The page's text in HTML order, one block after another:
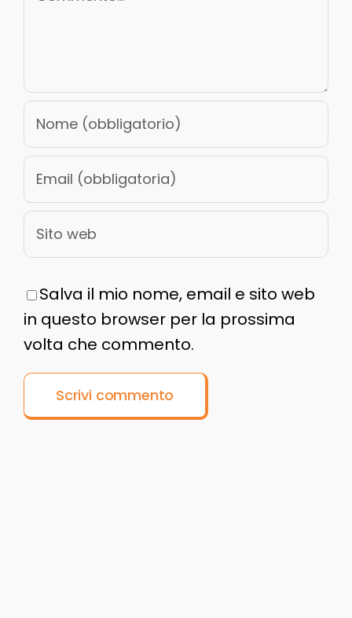
Salva il mio nome, email e sito web
in questo browser per la prossima
volta che commento.